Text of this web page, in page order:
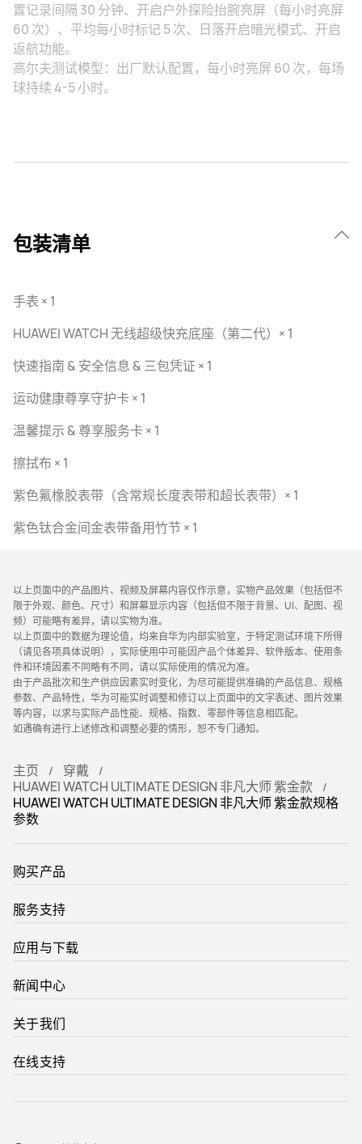
置记录间隔 30 分钟、开启户外探险抬腕亮屏（每小时亮屏
60 次）、平均每小时标记 5 次、日落开启暗光模式、开启
返航功能。
高尔夫测试模型：出厂默认配置，每小时亮屏 60 次，每场
球持续 4-5 小时。
包装清单
手表 × 1
HUAWEI WATCH 无线超级快充底座（第二代）× 1
快速指南 & 安全信息 & 三包凭证 × 1
运动健康尊享守护卡 × 1
温馨提示 & 尊享服务卡 × 1
擦拭布 × 1
紫色氟橡胶表带（含常规长度表带和超长表带）× 1
紫色钛合金间金表带备用竹节 × 1
以上页面中的产品图片、视频及屏幕内容仅作示意，实物产品效果（包括但不
限于外观、颜色、尺寸）和屏幕显示内容（包括但不限于背景、UI、配图、视
频）可能略有差异，请以实物为准。
以上页面中的数据为理论值，均来自华为内部实验室，于特定测试环境下所得
（请见各项具体说明），实际使用中可能因产品个体差异、软件版本、使用条
件和环境因素不同略有不同，请以实际使用的情况为准。
由于产品批次和生产供应因素实时变化，为尽可能提供准确的产品信息、规格
参数、产品特性，华为可能实时调整和修订以上页面中的文字表述、图片效果
等内容，以求与实际产品性能、规格、指数、零部件等信息相匹配。
如遇确有进行上述修改和调整必要的情形，恕不专门通知。
主页
穿戴
HUAWEI WATCH ULTIMATE DESIGN 非凡大师 紫金款
HUAWEI WATCH ULTIMATE DESIGN 非凡大师 紫金款规格
参数
购买产品
服务支持
应用与下载
新闻中心
关于我们
在线支持